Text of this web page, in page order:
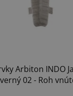
Arbiton INDO
02 - Roh